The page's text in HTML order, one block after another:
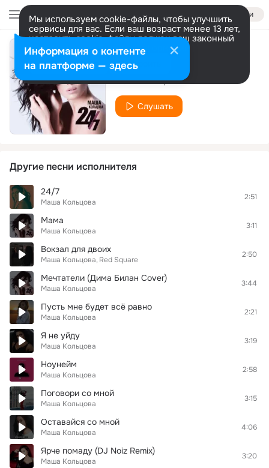
Войти
Мы используем cookie-файлы, чтобы улучшить
сервисы для вас. Если ваш возраст менее 13 лет,
настроить cookie-файлы должен ваш законный
представитель. Больше информации
Разрешить все Настроить
Притворись
Маша Кольцова
Слушать
Другие песни исполнителя
24/7
Маша Кольцова
2:51
Мама
Маша Кольцова
3:11
Вокзал для двоих
Маша Кольцова Red Square
2:50
Мечтатели (Дима Билан Cover)
Маша Кольцова
3:44
Пусть мне будет всё равно
Маша Кольцова
2:21
Я не уйду
Маша Кольцова
3:19
Ноунейм
Маша Кольцова
2:58
Поговори со мной
Маша Кольцова
3:15
Оставайся со мной
Маша Кольцова
4:06
Ярче помаду (DJ Noiz Remix)
Маша Кольцова
3:20
Информация о контенте
на платформе — здесь